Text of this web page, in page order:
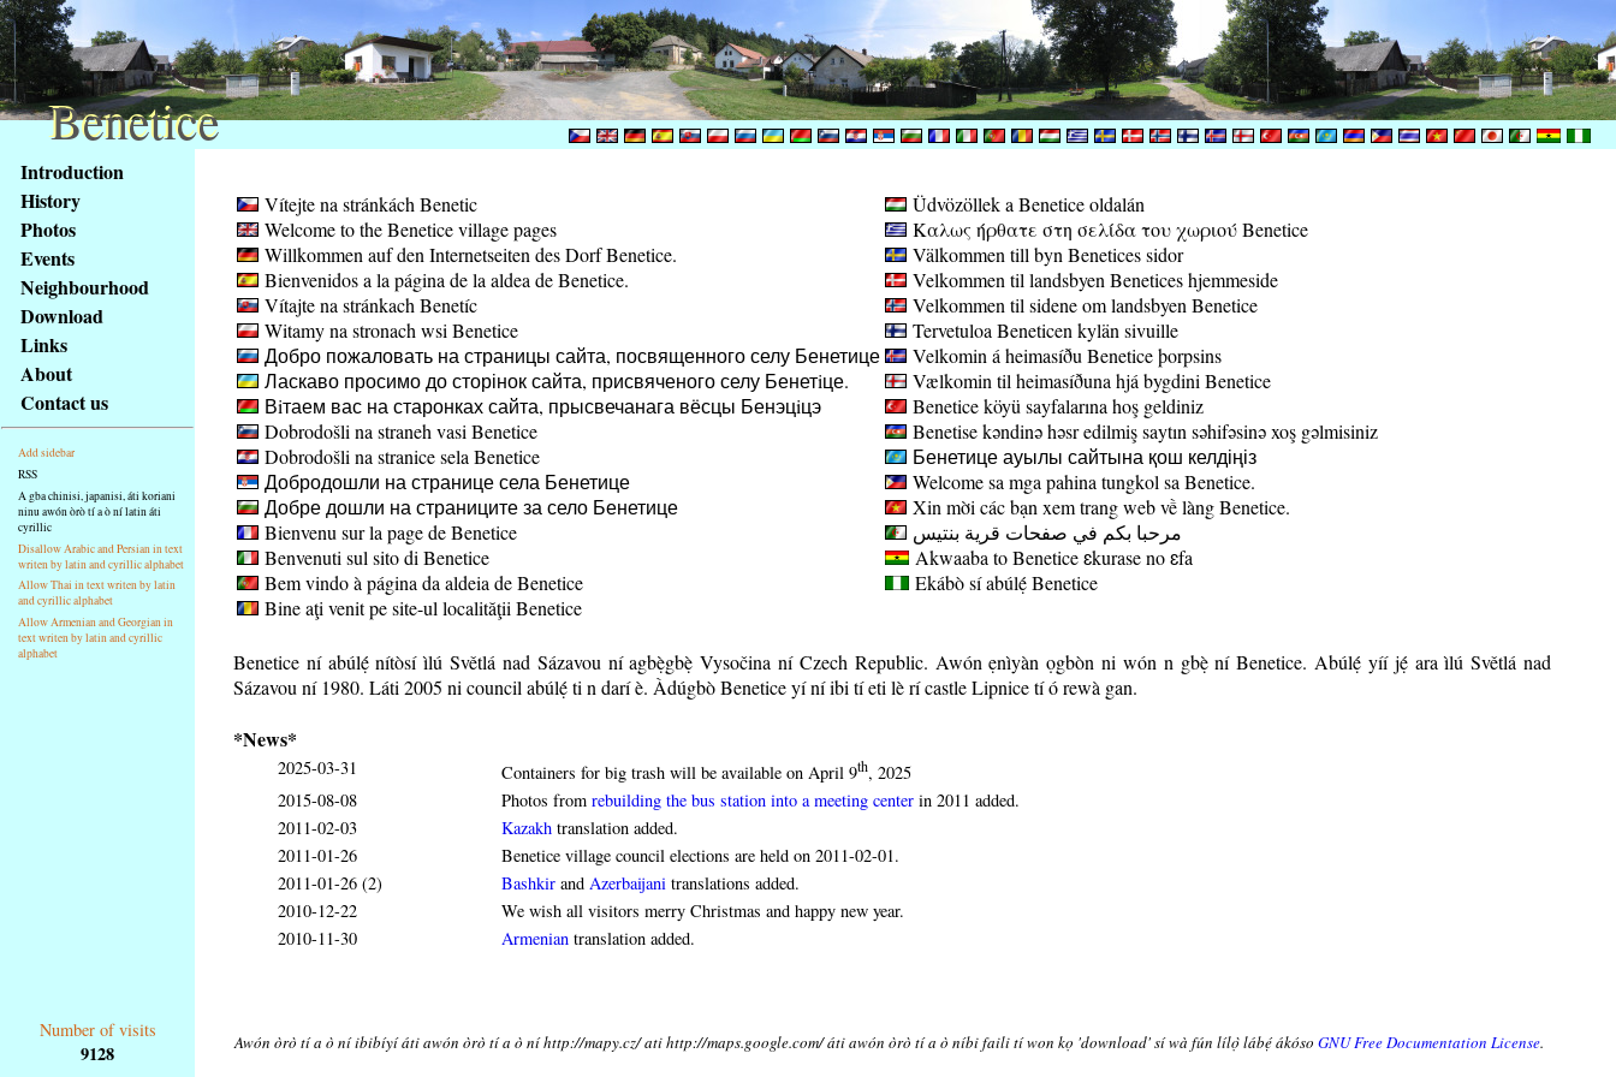
obsah
stránky
Klávesové
zkratky
tomto
webu
základní
Hlavní
strana
Introduction
History
Photos
Events
Neighbourhood
Download
Links
About
Contact us
Add sidebar
RSS
A gba chinisi, japanisi, áti koriani
ninu awón òrò tí a ò ní latin áti
cyrillic
Disallow Arabic and Persian in text
writen by latin and cyrillic alphabet
Allow Thai in text writen by latin
and cyrillic alphabet
Allow Armenian and Georgian in
text writen by latin and cyrillic
alphabet
Vítejte na stránkách Benetic
Welcome to the Benetice village pages
Willkommen auf den Internetseiten des Dorf Benetice.
Bienvenidos a la página de la aldea de Benetice.
Vítajte na stránkach Benetíc
Witamy na stronach wsi Benetice
Добро пожаловать на страницы сайта, посвященного селу Бенетице
Ласкаво просимо до сторінок сайта, присвяченого селу Бенетiце.
Вiтаем вас на старонках сайта, прысвечанага вёсцы Бенэцiцэ
Dobrodošli na straneh vasi Benetice
Dobrodošli na stranice sela Benetice
Добродошли на странице села Бенетице
Добре дошли на страниците за село Бенетице
Bienvenu sur la page de Benetice
Benvenuti sul sito di Benetice
Bem vindo à página da aldeia de Benetice
Bine aţi venit pe site-ul localităţii Benetice
Üdvözöllek a Benetice oldalán
Καλως ήρθατε στη σελίδα του χωριού Benetice
Välkommen till byn Benetices sidor
Velkommen til landsbyen Benetices hjemmeside
Velkommen til sidene om landsbyen Benetice
Tervetuloa Beneticen kylän sivuille
Velkomin á heimasíðu Benetice þorpsins
Vælkomin til heimasíðuna hjá bygdini Benetice
Benetice köyü sayfalarına hoş geldiniz
Benetise kəndinə həsr edilmiş saytın səhifəsinə xoş gəlmisiniz
Бенетице ауылы сайтына қош келдіңіз
Welcome sa mga pahina tungkol sa Benetice.
Xin mời các bạn xem trang web về làng Benetice.
مرحبا بكم في صفحات قرية بنتيس
Akwaaba to Benetice ɛkurase no ɛfa
Ekábò sí abúlẹ́Benetice
Benetice ní abúlẹ́nítòsí ìlú Světlá nad Sázavou ní agbẹ̀gbẹ̀ Vysočina ní Czech Republic. Awón ẹnìyàn ọgbòn ni wón n gbẹ̀ ní Benetice. Abúlẹ́ yíí jẹ́ara ìlú Světlá nad
Sázavou ní 1980. Láti 2005 ni council abúlẹ́ti n darí è. Àdúgbò Benetice yí ní ibi tí eti lè rí castle Lipnice tí ó rewà gan.
*News*
2025-03-31 Containers for big trash will be available on April 9th, 2025
2015-08-08
Photos from rebuilding the bus station into a meeting center in 2011 added.
2011-02-03
Kazakh translation added.
2011-01-26
Benetice village council elections are held on 2011-02-01.
2011-01-26 (2)
Bashkir and Azerbaijani translations added.
2010-12-22
We wish all visitors merry Christmas and happy new year.
2010-11-30
Armenian translation added.
Number of visits
9128 Awón òrò tí a ò ní ibibíyí áti awón òrò tí a ò ní http://mapy.cz/ ati http://maps.google.com/ áti awón òrò tí a ò níbi faili tí won kọ 'download' sí wà fún lílọ̀ lábẹ́ ákóso GNU Free Documentation License.
Benetice
Benetice